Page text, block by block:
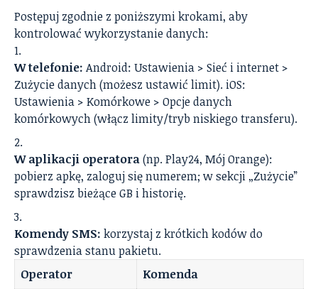
Postępuj zgodnie z poniższymi krokami, aby
kontrolować wykorzystanie danych:
W telefonie: Android: Ustawienia > Sieć i internet >
Zużycie danych (możesz ustawić limit). iOS:
Ustawienia > Komórkowe > Opcje danych
komórkowych (włącz limity/tryb niskiego transferu).
W aplikacji operatora(np. Play24, Mój Orange):
pobierz apkę, zaloguj się numerem; w sekcji „Zużycie”
sprawdzisz bieżące GB i historię.
Komendy SMS: korzystaj z krótkich kodów do
sprawdzenia stanu pakietu.
Operator
Komenda